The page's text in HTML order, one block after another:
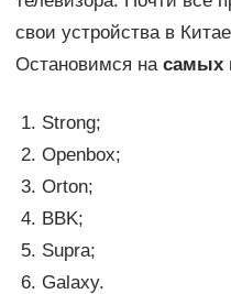
свои устройства в
Остановимся на самых
Strong;
Openbox;
Orton;
BBK;
Supra;
Galaxy.